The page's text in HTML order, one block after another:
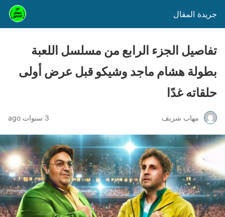
جريدة المقال
تفاصيل الجزء الرابع من مسلسل اللعبة
بطولة هشام ماجد وشيكو قبل عرض أولى
حلقاته غدًا
مهاب شريف 3 سنوات ago